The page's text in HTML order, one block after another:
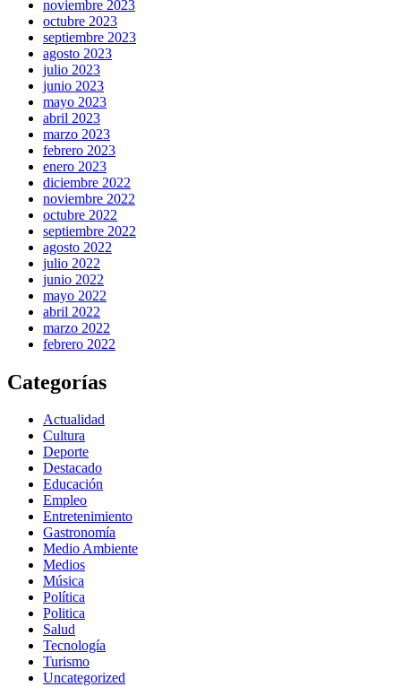
noviembre 2023
octubre 2023
septiembre 2023
agosto 2023
julio 2023
junio 2023
mayo 2023
abril 2023
marzo 2023
febrero 2023
enero 2023
diciembre 2022
noviembre 2022
octubre 2022
septiembre 2022
agosto 2022
julio 2022
junio 2022
mayo 2022
abril 2022
marzo 2022
febrero 2022
Categorías
Actualidad
Cultura
Deporte
Destacado
Educación
Empleo
Entretenimiento
Gastronomía
Medio Ambiente
Medios
Música
Política
Politica
Salud
Tecnología
Turismo
Uncategorized